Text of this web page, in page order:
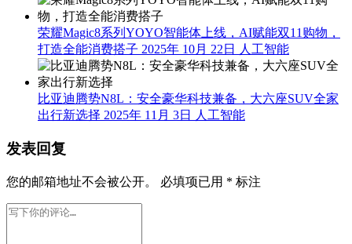
荣耀Magic8系列YOYO智能体上线，AI赋能双11购物，
打造全能消费搭子 2025年 10月 22日 人工智能
比亚迪腾势N8L：安全豪华科技兼备，大六座SUV全家
出行新选择 2025年 11月 3日 人工智能
发表回复
您的邮箱地址不会被公开。 必填项已用 * 标注